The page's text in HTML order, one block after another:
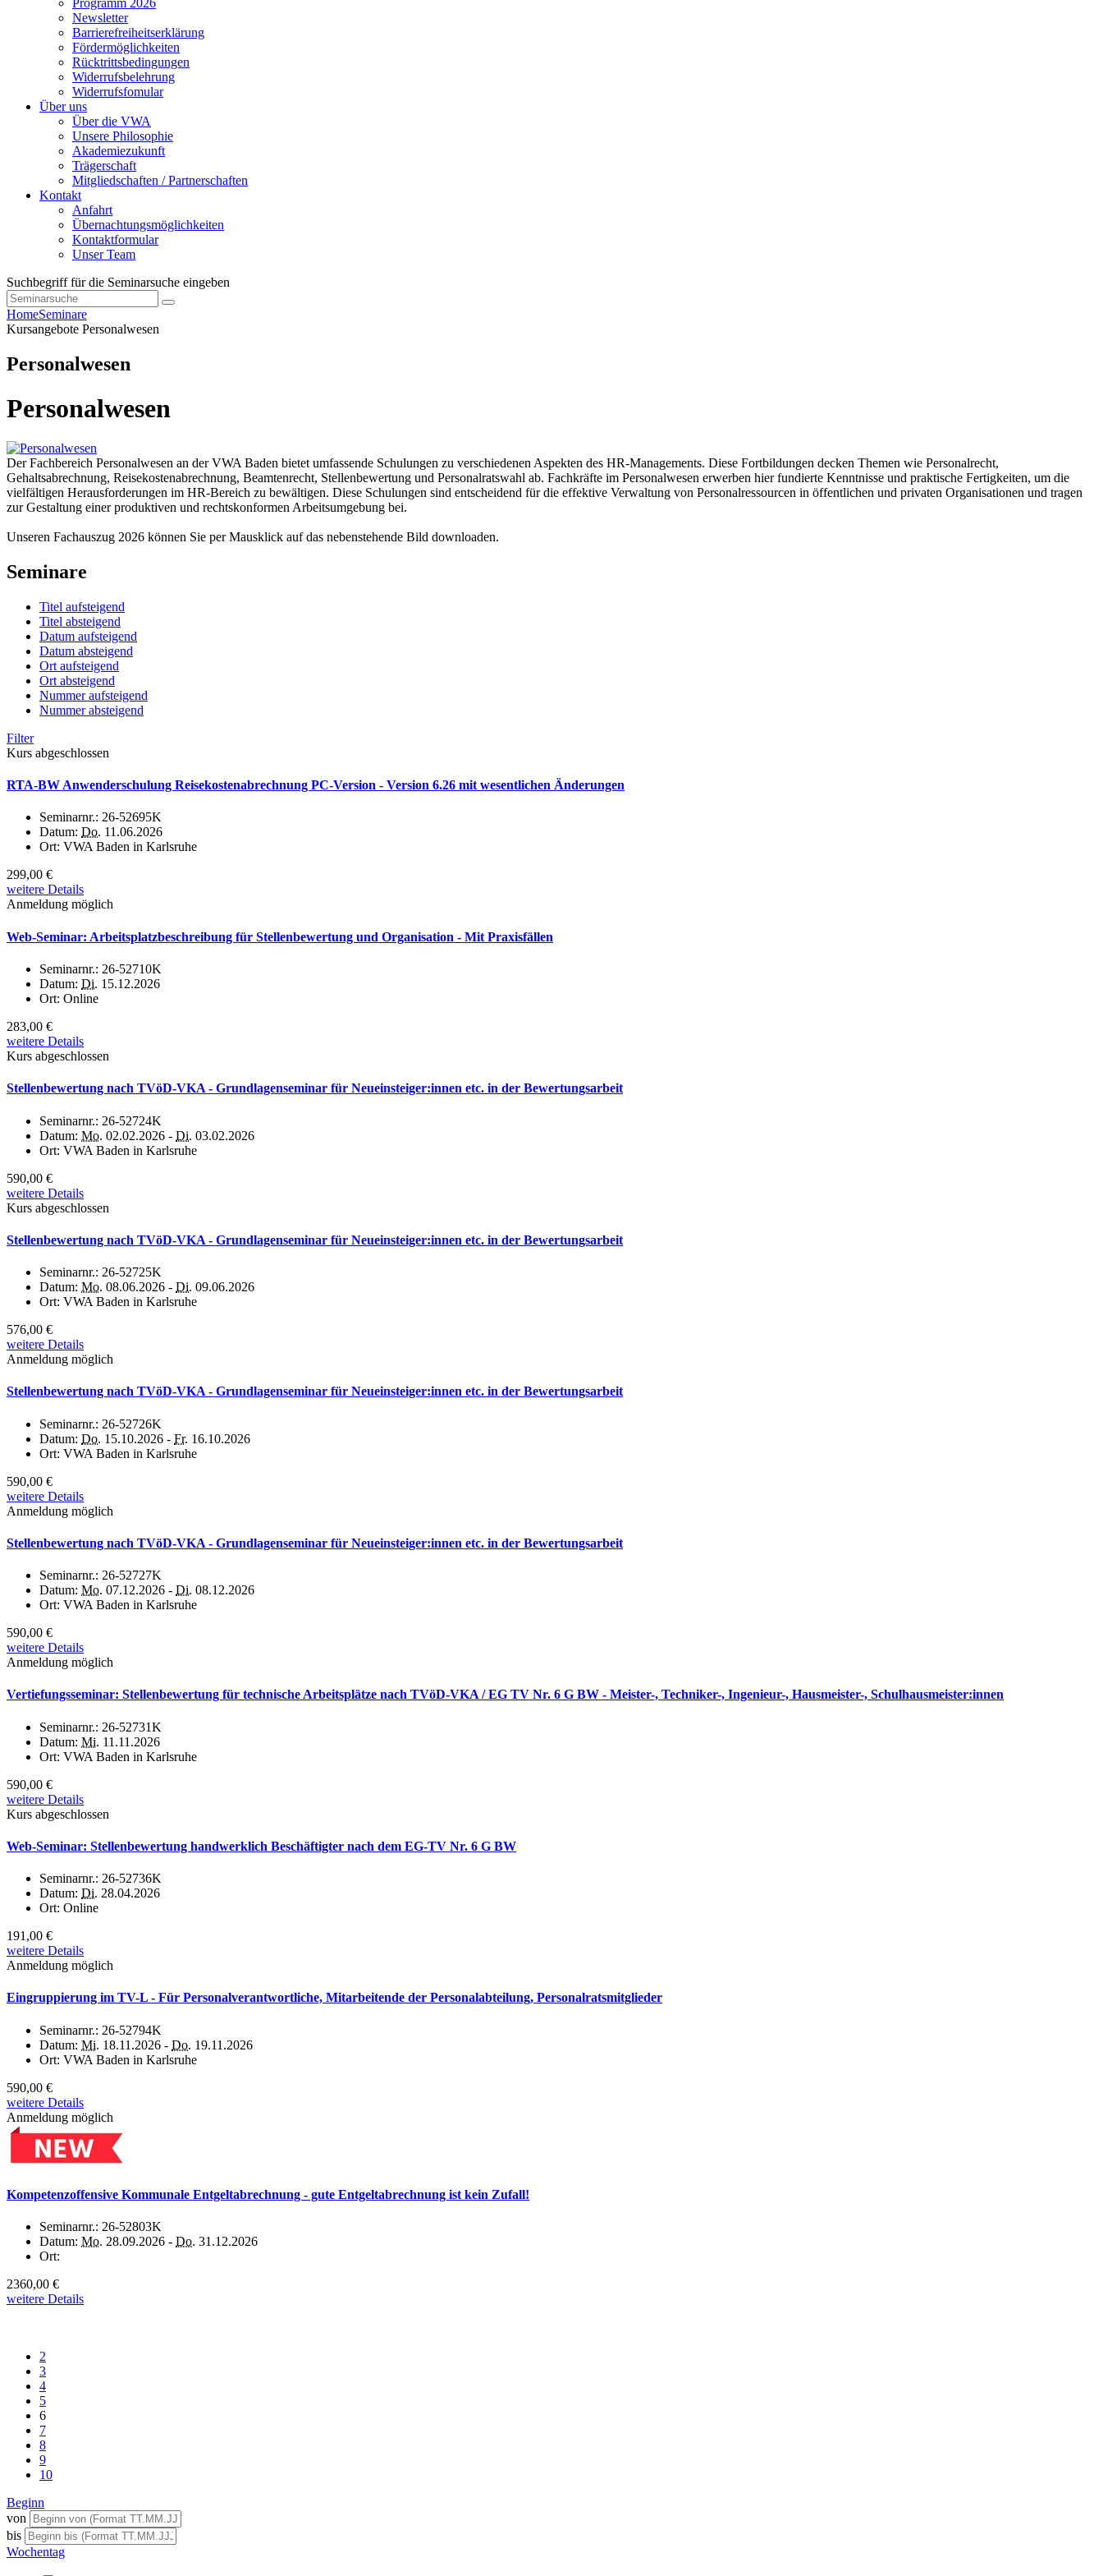
Programm 2026
Newsletter
Barrierefreiheitserklärung
Fördermöglichkeiten
Rücktrittsbedingungen
Widerrufsbelehrung
Widerrufsfomular
Über uns
Über die VWA
Unsere Philosophie
Akademiezukunft
Trägerschaft
Mitgliedschaften / Partnerschaften
Kontakt
Anfahrt
Übernachtungsmöglichkeiten
Kontaktformular
Unser Team
Suchbegriff für die Seminarsuche eingeben
HomeSeminare
Kursangebote Personalwesen
Personalwesen
Personalwesen
Der Fachbereich Personalwesen an der VWA Baden bietet umfassende Schulungen zu verschiedenen Aspekten des HR-Managements. Diese Fortbildungen decken Themen wie Personalrecht,
Gehaltsabrechnung, Reisekostenabrechnung, Beamtenrecht, Stellenbewertung und Personalratswahl ab. Fachkräfte im Personalwesen erwerben hier fundierte Kenntnisse und praktische Fertigkeiten, um die
vielfältigen Herausforderungen im HR-Bereich zu bewältigen. Diese Schulungen sind entscheidend für die effektive Verwaltung von Personalressourcen in öffentlichen und privaten Organisationen und tragen
zur Gestaltung einer produktiven und rechtskonformen Arbeitsumgebung bei.
Unseren Fachauszug 2026 können Sie per Mausklick auf das nebenstehende Bild downloaden.
Seminare
Titel aufsteigend
Titel absteigend
Datum aufsteigend
Datum absteigend
Ort aufsteigend
Ort absteigend
Nummer aufsteigend
Nummer absteigend
Filter
Kurs abgeschlossen
RTA-BW Anwenderschulung Reisekostenabrechnung PC-Version - Version 6.26 mit wesentlichen Änderungen
Seminarnr.: 26-52695K
Datum: Do. 11.06.2026
Ort: VWA Baden in Karlsruhe
299,00 €
weitere Details
Anmeldung möglich
Web-Seminar: Arbeitsplatzbeschreibung für Stellenbewertung und Organisation - Mit Praxisfällen
Seminarnr.: 26-52710K
Datum: Di. 15.12.2026
Ort: Online
283,00 €
weitere Details
Kurs abgeschlossen
Stellenbewertung nach TVöD-VKA - Grundlagenseminar für Neueinsteiger:innen etc. in der Bewertungsarbeit
Seminarnr.: 26-52724K
Datum: Mo. 02.02.2026 - Di. 03.02.2026
Ort: VWA Baden in Karlsruhe
590,00 €
weitere Details
Kurs abgeschlossen
Stellenbewertung nach TVöD-VKA - Grundlagenseminar für Neueinsteiger:innen etc. in der Bewertungsarbeit
Seminarnr.: 26-52725K
Datum: Mo. 08.06.2026 - Di. 09.06.2026
Ort: VWA Baden in Karlsruhe
576,00 €
weitere Details
Anmeldung möglich
Stellenbewertung nach TVöD-VKA - Grundlagenseminar für Neueinsteiger:innen etc. in der Bewertungsarbeit
Seminarnr.: 26-52726K
Datum: Do. 15.10.2026 - Fr. 16.10.2026
Ort: VWA Baden in Karlsruhe
590,00 €
weitere Details
Anmeldung möglich
Stellenbewertung nach TVöD-VKA - Grundlagenseminar für Neueinsteiger:innen etc. in der Bewertungsarbeit
Seminarnr.: 26-52727K
Datum: Mo. 07.12.2026 - Di. 08.12.2026
Ort: VWA Baden in Karlsruhe
590,00 €
weitere Details
Anmeldung möglich
Vertiefungsseminar: Stellenbewertung für technische Arbeitsplätze nach TVöD-VKA / EG TV Nr. 6 G BW - Meister-, Techniker-, Ingenieur-, Hausmeister-, Schulhausmeister:innen
Seminarnr.: 26-52731K
Datum: Mi. 11.11.2026
Ort: VWA Baden in Karlsruhe
590,00 €
weitere Details
Kurs abgeschlossen
Web-Seminar: Stellenbewertung handwerklich Beschäftigter nach dem EG-TV Nr. 6 G BW
Seminarnr.: 26-52736K
Datum: Di. 28.04.2026
Ort: Online
191,00 €
weitere Details
Anmeldung möglich
Eingruppierung im TV-L - Für Personalverantwortliche, Mitarbeitende der Personalabteilung, Personalratsmitglieder
Seminarnr.: 26-52794K
Datum: Mi. 18.11.2026 - Do. 19.11.2026
Ort: VWA Baden in Karlsruhe
590,00 €
weitere Details
Anmeldung möglich
Kompetenzoffensive Kommunale Entgeltabrechnung - gute Entgeltabrechnung ist kein Zufall!
Seminarnr.: 26-52803K
Datum: Mo. 28.09.2026 - Do. 31.12.2026
Ort:
2360,00 €
weitere Details
2
3
4
5
6
7
8
9
10
Beginn
von
bis
Wochentag